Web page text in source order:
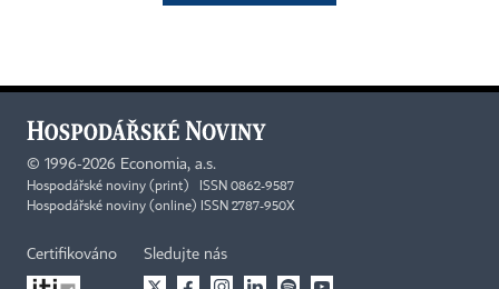
© 1996-2026 Economia, a.s.
Hospodářské noviny (print) ISSN 0862-9587
Hospodářské noviny (online) ISSN 2787-950X
Certifikováno Sledujte nás